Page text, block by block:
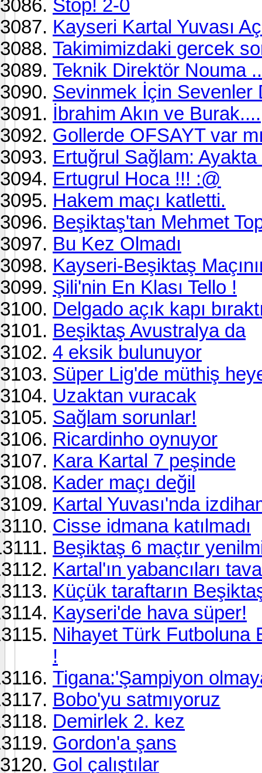
Stop! 2-0
Kayseri Kartal Yuvası
Takimimizdaki gercek
Teknik Direktör Nouma
Sevinmek İçin Sevenler
İbrahim Akın ve Burak....
Gollerde OFSAYT var
Ertuğrul Sağlam:
Ertugrul Hoca !!! :@
Hakem maçı katletti.
Beşiktaş'tan Mehmet
Bu Kez Olmadı
Kayseri-Beşiktaş
Şili'nin En Klası Tello !
Delgado açık kapı
Beşiktaş Avustralya da
4 eksik bulunuyor
Süper Lig'de müthiş
Uzaktan vuracak
Sağlam sorunlar!
Ricardinho oynuyor
Kara Kartal 7 peşinde
Kader maçı değil
Kartal Yuvası'nda
Cisse idmana katılmadı
Beşiktaş 6 maçtır
Kartal'ın yabancıları
Küçük taraftarın
Kayseri'de hava süper!
Nihayet Türk Futboluna
!
Tigana:'Şampiyon
Bobo'yu satmıyoruz
Demirlek 2. kez
Gordon'a şans
Gol çalıştılar